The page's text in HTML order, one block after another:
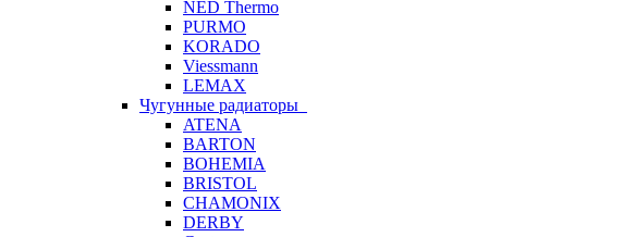
NED Thermo
PURMO
KORADO
Viessmann
LEMAX
Чугунные радиаторы
ATENA
BARTON
BOHEMIA
BRISTOL
CHAMONIX
DERBY